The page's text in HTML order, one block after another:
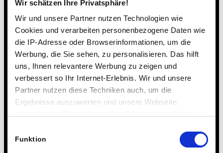
Wir schätzen Ihre Privatsphäre!
Wir und unsere Partner nutzen Technologien wie
Cookies und verarbeiten personenbezogene Daten wie
die IP-Adresse oder Browserinformationen, um die
Werbung, die Sie sehen, zu personalisieren. Das hilft
uns, Ihnen relevantere Werbung zu zeigen und
verbessert so Ihr Internet-Erlebnis. Wir und unsere
Partner nutzen diese Techniken auch, um die
Ergebnisse auszuwerten und unsere Webseite
Technologien.
Funktion
nützlichen Rat gaben. Im Beisein einiger Eltern
produzierten die jungen Künstler einen ersten
Orchestersound.